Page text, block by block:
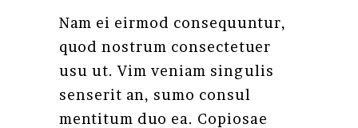
Nam ei eirmod consequuntur,
quod nostrum consectetuer
usu ut. Vim veniam singulis
senserit an, sumo consul
mentitum duo ea. Copiosae